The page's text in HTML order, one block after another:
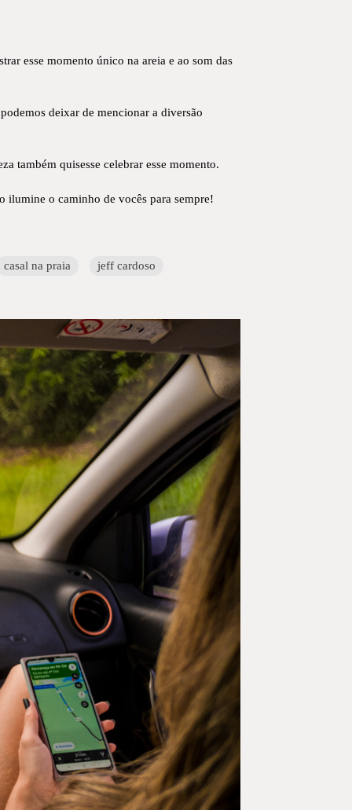
esse momento único na areia e ao som das
deixar de mencionar a diversão
também quisesse celebrar esse momento.
ilumine o caminho de vocês para sempre!
casal na praia jeff cardoso